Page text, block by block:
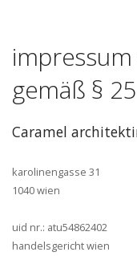
gemäß §
Caramel
karolinengasse 31
1040 wien
uid nr.: atu54862402
handelsgericht wien